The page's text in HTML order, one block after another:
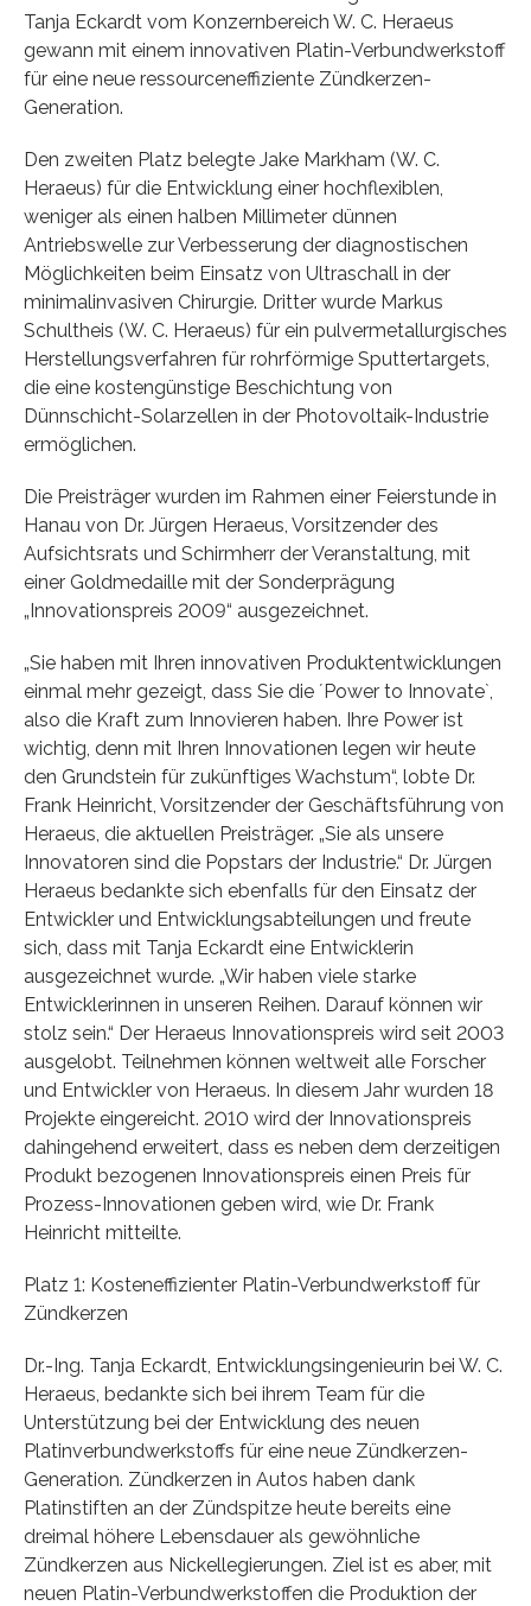
Tanja Eckardt vom Konzernbereich W. C. Heraeus
gewann mit einem innovativen Platin-Verbundwerkstoff
für eine neue ressourceneffiziente Zündkerzen-
Generation.
Den zweiten Platz belegte Jake Markham (W. C.
Heraeus) für die Entwicklung einer hochflexiblen,
weniger als einen halben Millimeter dünnen
Antriebswelle zur Verbesserung der diagnostischen
Möglichkeiten beim Einsatz von Ultraschall in der
minimalinvasiven Chirurgie. Dritter wurde Markus
Schultheis (W. C. Heraeus) für ein pulvermetallurgisches
Herstellungsverfahren für rohrförmige Sputtertargets,
die eine kostengünstige Beschichtung von
Dünnschicht-Solarzellen in der Photovoltaik-Industrie
ermöglichen.
Die Preisträger wurden im Rahmen einer Feierstunde in
Hanau von Dr. Jürgen Heraeus, Vorsitzender des
Aufsichtsrats und Schirmherr der Veranstaltung, mit
einer Goldmedaille mit der Sonderprägung
„Innovationspreis 2009“ ausgezeichnet.
„Sie haben mit Ihren innovativen Produktentwicklungen
einmal mehr gezeigt, dass Sie die ´Power to Innovate`,
also die Kraft zum Innovieren haben. Ihre Power ist
wichtig, denn mit Ihren Innovationen legen wir heute
den Grundstein für zukünftiges Wachstum“, lobte Dr.
Frank Heinricht, Vorsitzender der Geschäftsführung von
Heraeus, die aktuellen Preisträger. „Sie als unsere
Innovatoren sind die Popstars der Industrie.“ Dr. Jürgen
Heraeus bedankte sich ebenfalls für den Einsatz der
Entwickler und Entwicklungsabteilungen und freute
sich, dass mit Tanja Eckardt eine Entwicklerin
ausgezeichnet wurde. „Wir haben viele starke
Entwicklerinnen in unseren Reihen. Darauf können wir
stolz sein.“ Der Heraeus Innovationspreis wird seit 2003
ausgelobt. Teilnehmen können weltweit alle Forscher
und Entwickler von Heraeus. In diesem Jahr wurden 18
Projekte eingereicht. 2010 wird der Innovationspreis
dahingehend erweitert, dass es neben dem derzeitigen
Produkt bezogenen Innovationspreis einen Preis für
Prozess-Innovationen geben wird, wie Dr. Frank
Heinricht mitteilte.
Platz 1: Kosteneffizienter Platin-Verbundwerkstoff für
Zündkerzen
Dr.-Ing. Tanja Eckardt, Entwicklungsingenieurin bei W. C.
Heraeus, bedankte sich bei ihrem Team für die
Unterstützung bei der Entwicklung des neuen
Platinverbundwerkstoffs für eine neue Zündkerzen-
Generation. Zündkerzen in Autos haben dank
Platinstiften an der Zündspitze heute bereits eine
dreimal höhere Lebensdauer als gewöhnliche
Zündkerzen aus Nickellegierungen. Ziel ist es aber, mit
neuen Platin-Verbundwerkstoffen die Produktion der